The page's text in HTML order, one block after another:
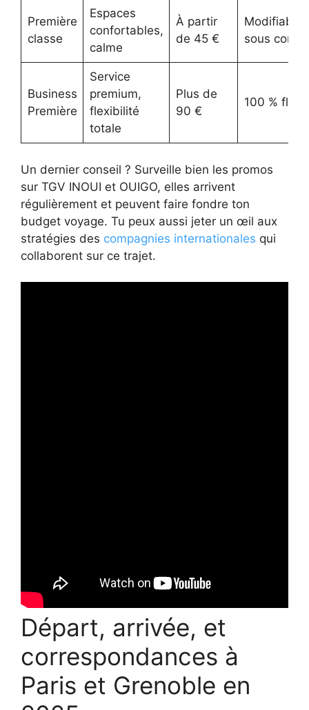
Première
classe
Espaces
confortables,
calme
À partir
de 45 €
sous
Business
Première
Service
premium,
flexibilité
totale
Plus de
90 €
100 %
Un dernier conseil ? Surveille bien les promos
sur TGV INOUI et OUIGO, elles arrivent
régulièrement et peuvent faire fondre ton
budget voyage. Tu peux aussi jeter un œil aux
stratégies des compagnies internationales qui
collaborent sur ce trajet.
Départ, arrivée, et
correspondances à
Paris et Grenoble en